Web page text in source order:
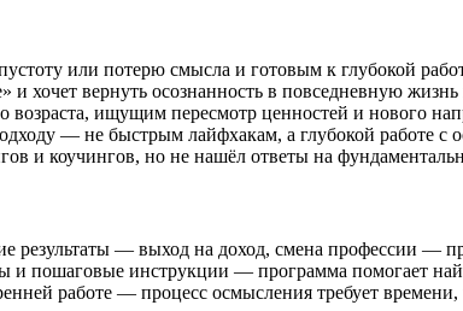
или потерю смысла и готовым к глубокой
и хочет вернуть осознанность в повседневную
возраста, ищущим пересмотр ценностей и нового
— не быстрым лайфхакам, а глубокой работе с
и коучингов, но не нашёл ответы на
результаты — выход на доход, смена профессии —
пошаговые инструкции — программа помогает
работе — процесс осмысления требует